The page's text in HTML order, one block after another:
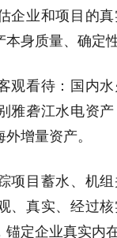
企业和项目的
身质量、确定
观看待：国内
雅砻江水电资
增量资产。
项目蓄水、机
、真实、经过
定企业真实内在